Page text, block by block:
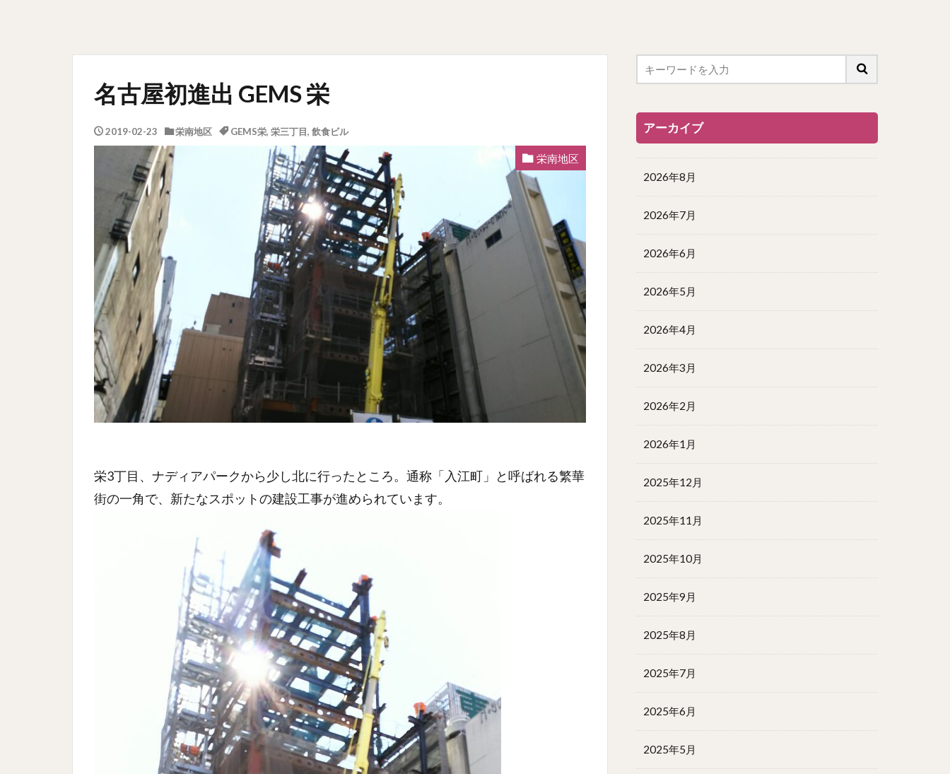
名古屋初進出 GEMS 栄
2019-02-23 栄南地区 GEMS栄, 栄三丁目, 飲食ビル
栄南地区
栄3丁目、ナディアパークから少し北に行ったところ。通称「入江町」と呼ばれる繁華
街の一角で、新たなスポットの建設工事が進められています。
アーカイブ
2026年8月
2026年7月
2026年6月
2026年5月
2026年4月
2026年3月
2026年2月
2026年1月
2025年12月
2025年11月
2025年10月
2025年9月
2025年8月
2025年7月
2025年6月
2025年5月